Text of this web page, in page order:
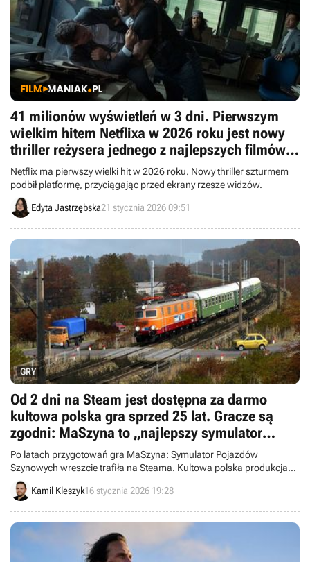
41 milionów wyświetleń w 3 dni. Pierwszym
wielkim hitem Netflixa w 2026 roku jest nowy
thriller reżysera jednego z najlepszych filmów
Gerarda Butlera
Netflix ma pierwszy wielki hit w 2026 roku. Nowy thriller szturmem
podbił platformę, przyciągając przed ekrany rzesze widzów.
Edyta Jastrzębska21 stycznia 2026 09:51
GRY
Od 2 dni na Steam jest dostępna za darmo
kultowa polska gra sprzed 25 lat. Gracze są
zgodni: MaSzyna to „najlepszy symulator
kolei”
Po latach przygotowań gra MaSzyna: Symulator Pojazdów
Szynowych wreszcie trafiła na Steama. Kultowa polska produkcja
dostępna jest za darmo i zbiera bardzo pozytywne opinie od graczy.
Kamil Kleszyk16 stycznia 2026 19:28